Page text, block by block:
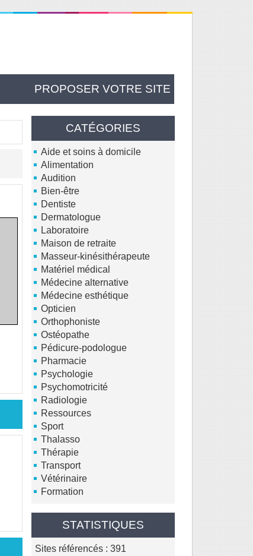
PROPOSER VOTRE SITE
CATÉGORIES
Aide et soins à domicile
Alimentation
Audition
Bien-être
Dentiste
Dermatologue
Laboratoire
Maison de retraite
Masseur-kinésithérapeute
Matériel médical
Médecine alternative
Médecine esthétique
Opticien
Orthophoniste
Ostéopathe
Pédicure-podologue
Pharmacie
Psychologie
Psychomotricité
Radiologie
Ressources
Sport
Thalasso
Thérapie
Transport
Vétérinaire
Formation
STATISTIQUES
Sites référencés : 391